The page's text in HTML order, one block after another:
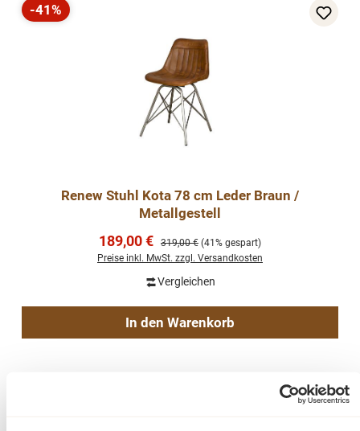
Rabatt
-41%
Renew Stuhl Kota 78 cm Leder Braun /
Metallgestell
Verkaufspreis:
189,00 € Regulärer Preis:
319,00 € (41% gespart)
Preise inkl. MwSt. zzgl. Versandkosten
Vergleichen
In den Warenkorb